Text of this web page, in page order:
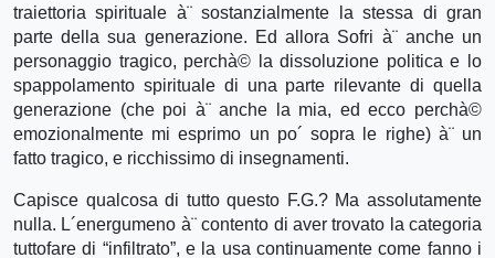
traiettoria spirituale à¨ sostanzialmente la stessa di gran
parte della sua generazione. Ed allora Sofri à¨ anche un
personaggio tragico, perchà© la dissoluzione politica e lo
spappolamento spirituale di una parte rilevante di quella
generazione (che poi à¨ anche la mia, ed ecco perchà©
emozionalmente mi esprimo un po´ sopra le righe) à¨ un
fatto tragico, e ricchissimo di insegnamenti.
Capisce qualcosa di tutto questo F.G.? Ma assolutamente
nulla. L´energumeno à¨ contento di aver trovato la categoria
tuttofare di “infiltrato”, e la usa continuamente come fanno i